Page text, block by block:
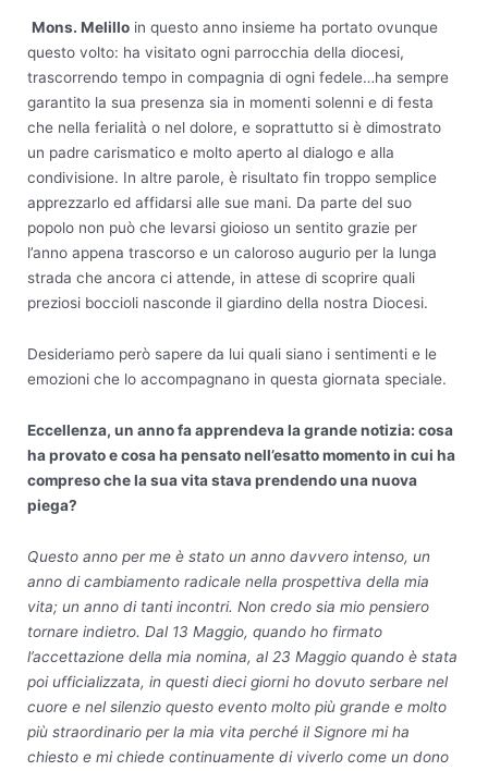
Mons. Melillo in questo anno insieme ha portato ovunque
questo volto: ha visitato ogni parrocchia della diocesi,
trascorrendo tempo in compagnia di ogni fedele…ha sempre
garantito la sua presenza sia in momenti solenni e di festa
che nella ferialità o nel dolore, e soprattutto si è dimostrato
un padre carismatico e molto aperto al dialogo e alla
condivisione. In altre parole, è risultato fin troppo semplice
apprezzarlo ed affidarsi alle sue mani. Da parte del suo
popolo non può che levarsi gioioso un sentito grazie per
l’anno appena trascorso e un caloroso augurio per la lunga
strada che ancora ci attende, in attese di scoprire quali
preziosi boccioli nasconde il giardino della nostra Diocesi.
Desideriamo però sapere da lui quali siano i sentimenti e le
emozioni che lo accompagnano in questa giornata speciale.
Eccellenza, un anno fa apprendeva la grande notizia: cosa
ha provato e cosa ha pensato nell’esatto momento in cui ha
compreso che la sua vita stava prendendo una nuova
piega?
Questo anno per me è stato un anno davvero intenso, un
anno di cambiamento radicale nella prospettiva della mia
vita; un anno di tanti incontri. Non credo sia mio pensiero
tornare indietro. Dal 13 Maggio, quando ho firmato
l’accettazione della mia nomina, al 23 Maggio quando è stata
poi ufficializzata, in questi dieci giorni ho dovuto serbare nel
cuore e nel silenzio questo evento molto più grande e molto
più straordinario per la mia vita perché il Signore mi ha
chiesto e mi chiede continuamente di viverlo come un dono